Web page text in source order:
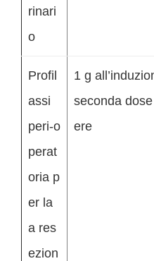
rinari
o
Profil
assi
peri-o
perat
oria p
er la
a res
ezion
1 g
seconda
ere